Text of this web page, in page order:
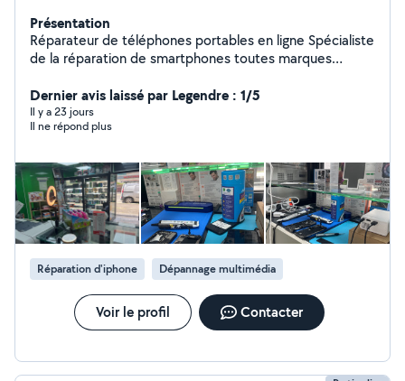
Présentation
Réparateur de téléphones portables en ligne Spécialiste
de la réparation de smartphones toutes marques
proposons un service rapide, fiable et à prix compétitifs.
Remplacement d'écrans cassés, batteries
défectueuses, connecteurs de charge, caméras, haut-
pièces de qualité et garantie sur les réparations. Service
de prise en charge simple et accompagnement
personnalisé pour redonner vie à votre appareil dans les
meilleurs délais
Dernier avis laissé par Legendre : 1/5
Il y a 23 jours
Il ne répond plus
Réparation d'iphone Dépannage multimédia
Voir le profil Contacter